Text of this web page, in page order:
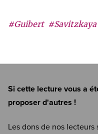
#Guibert #Savitzkaya
Si cette lecture vous a
proposer d'autres !
Les dons de nos